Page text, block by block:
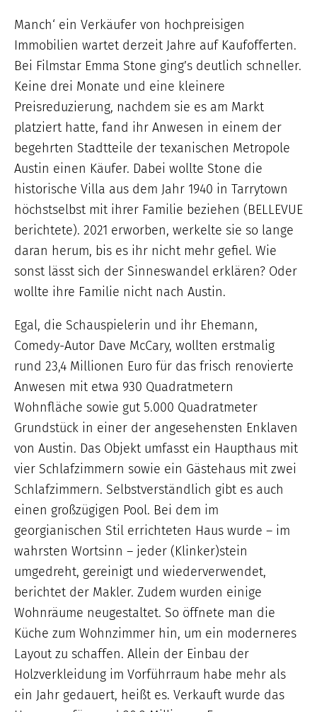
Manch‘ ein Verkäufer von hochpreisigen
Immobilien wartet derzeit Jahre auf Kaufofferten.
Bei Filmstar Emma Stone ging’s deutlich schneller.
Keine drei Monate und eine kleinere
Preisreduzierung, nachdem sie es am Markt
platziert hatte, fand ihr Anwesen in einem der
begehrten Stadtteile der texanischen Metropole
Austin einen Käufer. Dabei wollte Stone die
historische Villa aus dem Jahr 1940 in Tarrytown
höchstselbst mit ihrer Familie beziehen (BELLEVUE
berichtete). 2021 erworben, werkelte sie so lange
daran herum, bis es ihr nicht mehr gefiel. Wie
sonst lässt sich der Sinneswandel erklären? Oder
wollte ihre Familie nicht nach Austin.
Egal, die Schauspielerin und ihr Ehemann,
Comedy-Autor Dave McCary, wollten erstmalig
rund 23,4 Millionen Euro für das frisch renovierte
Anwesen mit etwa 930 Quadratmetern
Wohnfläche sowie gut 5.000 Quadratmeter
Grundstück in einer der angesehensten Enklaven
von Austin. Das Objekt umfasst ein Haupthaus mit
vier Schlafzimmern sowie ein Gästehaus mit zwei
Schlafzimmern. Selbstverständlich gibt es auch
einen großzügigen Pool. Bei dem im
georgianischen Stil errichteten Haus wurde – im
wahrsten Wortsinn – jeder (Klinker)stein
umgedreht, gereinigt und wiederverwendet,
berichtet der Makler. Zudem wurden einige
Wohnräume neugestaltet. So öffnete man die
Küche zum Wohnzimmer hin, um ein moderneres
Layout zu schaffen. Allein der Einbau der
Holzverkleidung im Vorführraum habe mehr als
ein Jahr gedauert, heißt es. Verkauft wurde das